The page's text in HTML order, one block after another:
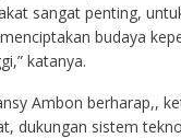
sangat penting,
budaya
katanya.
Ambon berharap,,
dukungan sistem